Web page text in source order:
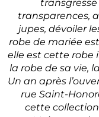
transgresse
transparences,
jupes, dévoiler
robe de mariée
elle est cette robe
la robe de sa vie,
Un an après
rue Saint-
cette